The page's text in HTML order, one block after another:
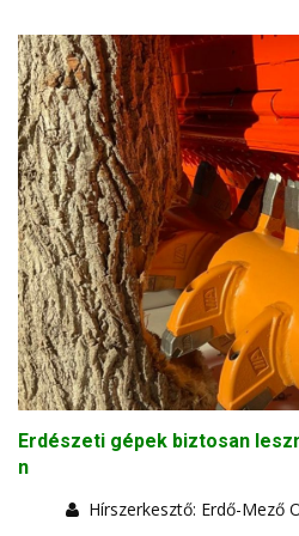
Erdészeti gépek biztosan
n
Hírszerkesztő: Erdő-Mező